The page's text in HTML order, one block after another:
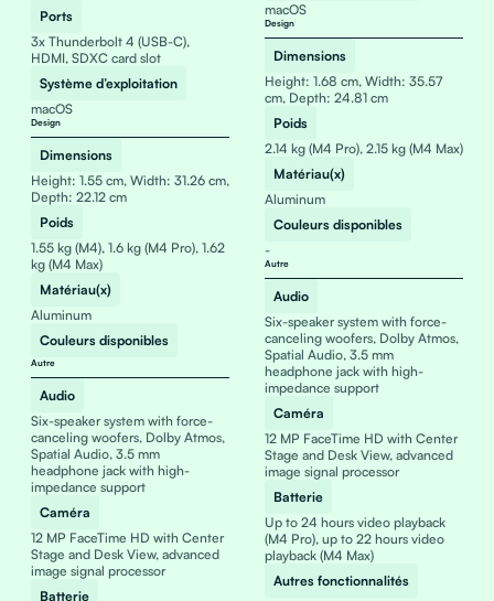
Ports
3x Thunderbolt 4 (USB-C),
HDMI, SDXC card slot
Système d’exploitation
macOS
Design
Dimensions
Height: 1.55 cm, Width: 31.26 cm,
Depth: 22.12 cm
Poids
1.55 kg (M4), 1.6 kg (M4 Pro), 1.62
kg (M4 Max)
Matériau(x)
Aluminum
Couleurs disponibles
Autre
Audio
Six-speaker system with force-
canceling woofers, Dolby Atmos,
Spatial Audio, 3.5 mm
headphone jack with high-
impedance support
Caméra
12 MP FaceTime HD with Center
Stage and Desk View, advanced
image signal processor
Batterie
macOS
Design
Dimensions
Height: 1.68 cm, Width: 35.57
cm, Depth: 24.81 cm
Poids
2.14 kg (M4 Pro), 2.15 kg (M4 Max)
Matériau(x)
Aluminum
Couleurs disponibles
-
Autre
Audio
Six-speaker system with force-
canceling woofers, Dolby Atmos,
Spatial Audio, 3.5 mm
headphone jack with high-
impedance support
Caméra
12 MP FaceTime HD with Center
Stage and Desk View, advanced
image signal processor
Batterie
Up to 24 hours video playback
(M4 Pro), up to 22 hours video
playback (M4 Max)
Autres fonctionnalités